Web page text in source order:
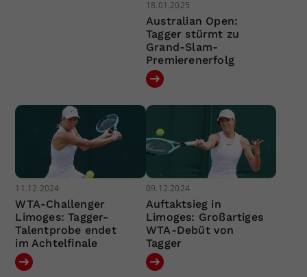
18.01.2025
Australian Open:
Tagger stürmt zu
Grand-Slam-
Premierenerfolg
11.12.2024
WTA-Challenger
Limoges: Tagger-
Talentprobe endet
im Achtelfinale
09.12.2024
Auftaktsieg in
Limoges: Großartiges
WTA-Debüt von
Tagger